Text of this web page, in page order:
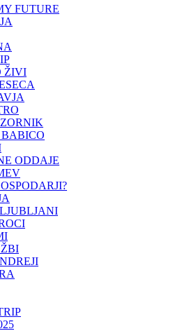
FUTURE
ŽIVI
BABICO
ODDAJE